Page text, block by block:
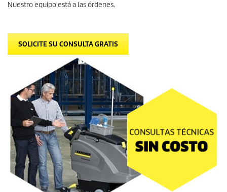
Nuestro equipo está a las órdenes.
SOLICITE SU CONSULTA GRATIS